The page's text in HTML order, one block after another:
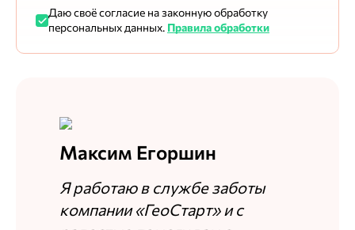
Даю своё согласие на законную обработку
персональных данных. Правила обработки
Максим Егоршин
Я работаю в службе заботы
компании «ГеоСтарт» и с